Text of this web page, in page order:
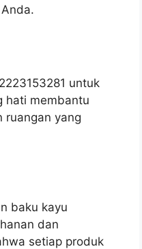
untuk
hati membantu
ruangan yang
baku kayu
dan
setiap produk